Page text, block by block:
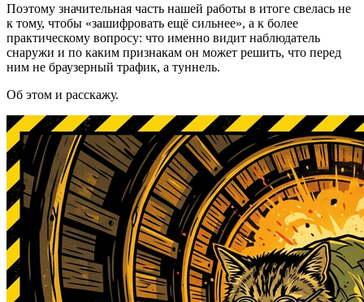
Поэтому значительная часть нашей работы в итоге свелась не
к тому, чтобы «зашифровать ещё сильнее», а к более
практическому вопросу: что именно видит наблюдатель
снаружи и по каким признакам он может решить, что перед
ним не браузерный трафик, а туннель.
Об этом и расскажу.